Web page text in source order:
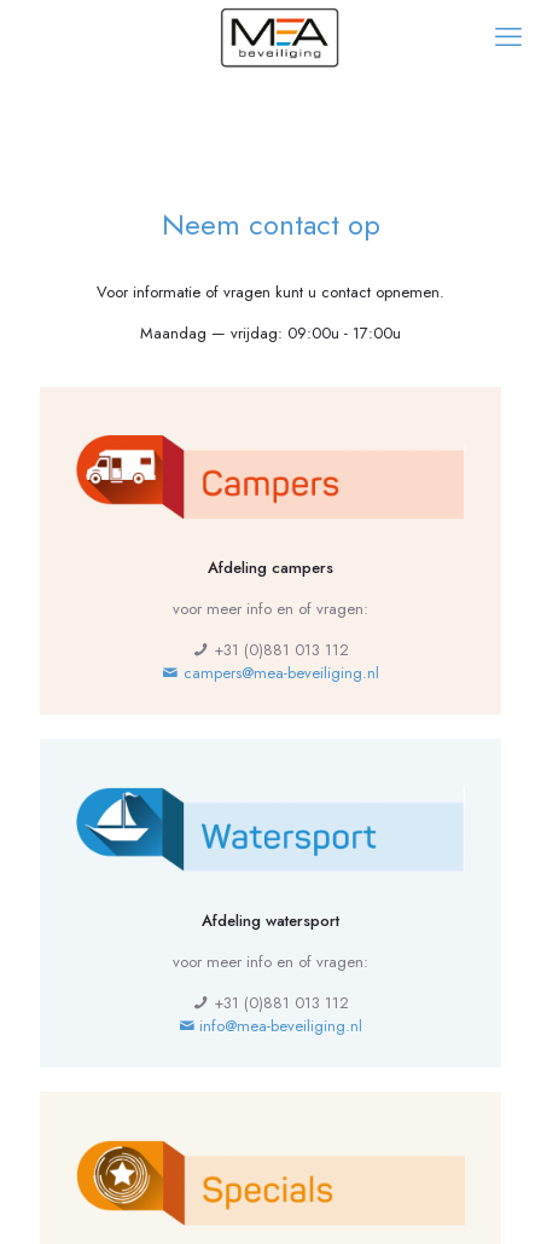
Neem contact op
Voor informatie of vragen kunt u contact opnemen.
Maandag — vrijdag: 09:00u - 17:00u
Afdeling campers
voor meer info en of vragen:
+31 (0)881 013 112
campers@mea-beveiliging.nl
Afdeling watersport
voor meer info en of vragen:
+31 (0)881 013 112
info@mea-beveiliging.nl